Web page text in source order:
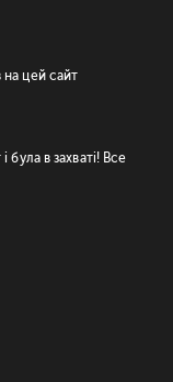
цей сайт
була в захваті! Все